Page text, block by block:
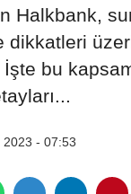
Halkbank,
dikkatleri
bu
2023 - 07:53